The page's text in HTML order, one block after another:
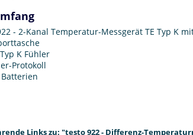
- 2-Kanal Temperatur-Messgerät TE Typ K
K Fühler
Protokoll
Batterien
Links zu: "testo 922 - Differenz-